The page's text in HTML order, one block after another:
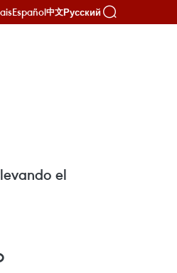
Español中文Русский
el